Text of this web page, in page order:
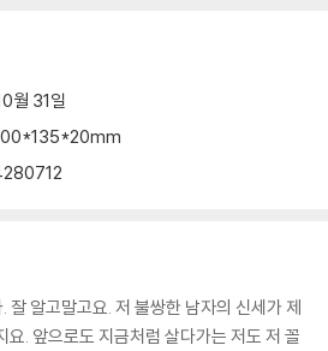
월 31일
잘 알고말고요. 저 불쌍한 남자의 신세가 제
요. 앞으로도 지금처럼 살다가는 저도 저 꼴